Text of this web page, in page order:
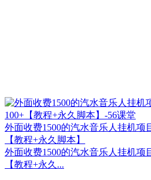
外面收费1500的汽水音乐人挂机项
【教程+永久脚本】
外面收费1500的汽水音乐人挂机项
【教程+永久...